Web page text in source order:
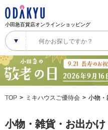
小田急百貨店オンラインショッピング
TOP ミキハウスご優待会 小物・
小物・雑貨・お出か